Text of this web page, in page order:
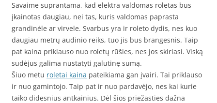
Savaime suprantama, kad elektra valdomas roletas bus
įkainotas daugiau, nei tas, kuris valdomas paprasta
grandinėle ar virvele. Svarbus yra ir roleto dydis, nes kuo
daugiau metrų audinio reiks, tuo jis bus brangesnis. Taip
pat kaina priklauso nuo roletų rūšies, nes jos skiriasi. Viską
sudėjus galima nustatyti galutinę sumą.
Šiuo metu roletai kaina pateikiama gan įvairi. Tai priklauso
ir nuo gamintojo. Taip pat ir nuo pardavėjo, nes kai kurie
taiko didesnius antkainius. Dėl šios priežasties dažna